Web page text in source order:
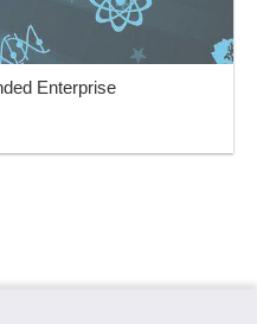
Enterprise